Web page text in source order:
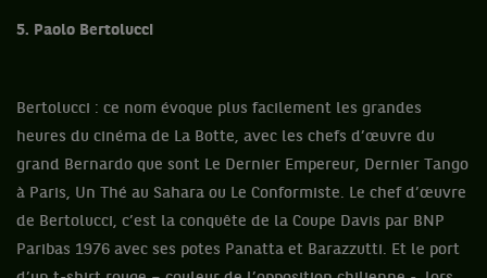
5. Paolo Bertolucci
Bertolucci : ce nom évoque plus facilement les grandes
heures du cinéma de La Botte, avec les chefs d’œuvre du
grand Bernardo que sont Le Dernier Empereur, Dernier Tango
à Paris, Un Thé au Sahara ou Le Conformiste. Le chef d’œuvre
de Bertolucci, c’est la conquête de la Coupe Davis par BNP
Paribas 1976 avec ses potes Panatta et Barazzutti. Et le port